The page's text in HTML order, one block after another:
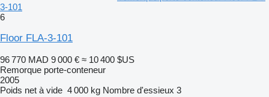
3-101
6
Floor FLA-3-101
96 770 MAD 9 000 € ≈ 10 400 $US
Remorque porte-conteneur
2005
Poids net à vide 4 000 kg Nombre d'essieux 3